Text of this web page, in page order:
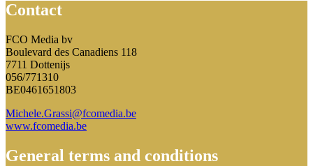
Contact
FCO Media bv
Boulevard des Canadiens 118
7711 Dottenijs
056/771310
BE0461651803
Michele.Grassi@fcomedia.be
www.fcomedia.be
General terms and conditions